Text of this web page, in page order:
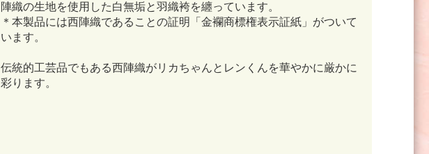
陣織の生地を使用した白無垢と羽織袴を纏っています。
＊本製品には⻄陣織であることの証明「金襴商標権表示証紙」がついて
います。
伝統的工芸品でもある⻄陣織がリカちゃんとレンくんを華やかに厳かに
彩ります。